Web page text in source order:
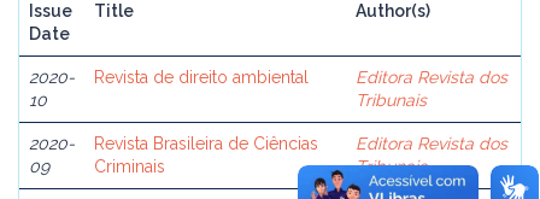
Issue
Date
Title Author(s)
2020-
10
Revista de direito ambiental
Editora Revista dos
Tribunais
2020-
09
Revista Brasileira de Ciências
Criminais
Editora Revista dos
Tribunais